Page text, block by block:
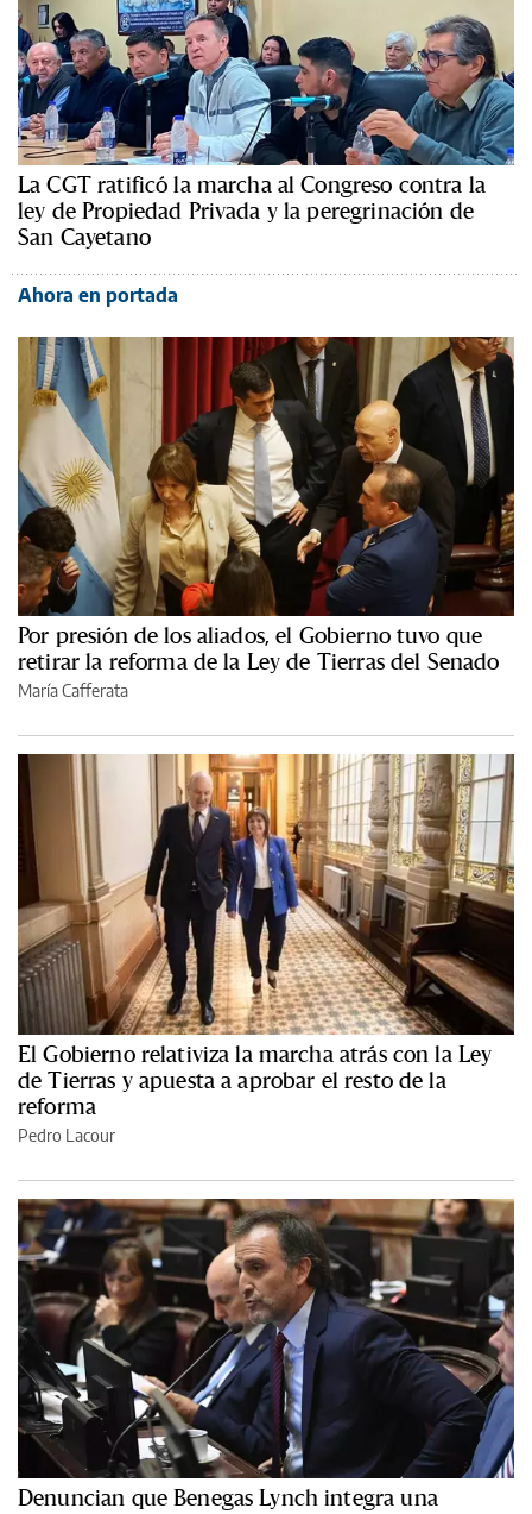
La CGT ratificó la marcha al Congreso contra la
ley de Propiedad Privada y la peregrinación de
San Cayetano
Ahora en portada
Por presión de los aliados, el Gobierno tuvo que
retirar la reforma de la Ley de Tierras del Senado
María Cafferata
El Gobierno relativiza la marcha atrás con la Ley
de Tierras y apuesta a aprobar el resto de la
reforma
Pedro Lacour
Denuncian que Benegas Lynch integra una